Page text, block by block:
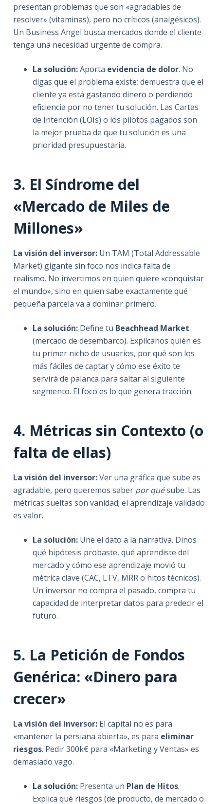
presentan problemas que son «agradables de
resolver» (vitaminas), pero no críticos (analgésicos).
Un Business Angel busca mercados donde el cliente
tenga una necesidad urgente de compra.
La solución:Aporta evidencia de dolor. No
digas que el problema existe; demuestra que el
cliente ya está gastando dinero o perdiendo
eficiencia por no tener tu solución. Las Cartas
de Intención (LOIs) o los pilotos pagados son
la mejor prueba de que tu solución es una
prioridad presupuestaria.
3. El Síndrome del
«Mercado de Miles de
Millones»
La visión del inversor:Un TAM (Total Addressable
Market) gigante sin foco nos indica falta de
realismo. No invertimos en quien quiere «conquistar
el mundo», sino en quien sabe exactamente qué
pequeña parcela va a dominar primero.
La solución:Define tu Beachhead Market
(mercado de desembarco). Explícanos quién es
tu primer nicho de usuarios, por qué son los
más fáciles de captar y cómo ese éxito te
servirá de palanca para saltar al siguiente
segmento. El foco es lo que genera tracción.
4. Métricas sin Contexto (o
falta de ellas)
La visión del inversor:Ver una gráfica que sube es
agradable, pero queremos saber por quésube. Las
métricas sueltas son vanidad; el aprendizaje validado
es valor.
La solución:Une el dato a la narrativa. Dinos
qué hipótesis probaste, qué aprendiste del
mercado y cómo ese aprendizaje movió tu
métrica clave (CAC, LTV, MRR o hitos técnicos).
Un inversor no compra el pasado, compra tu
capacidad de interpretar datos para predecir el
futuro.
5. La Petición de Fondos
Genérica: «Dinero para
crecer»
La visión del inversor:El capital no es para
«mantener la persiana abierta», es para eliminar
riesgos. Pedir 300k€ para «Marketing y Ventas» es
demasiado vago.
La solución:Presenta un Plan de Hitos.
Explica qué riesgos (de producto, de mercado o